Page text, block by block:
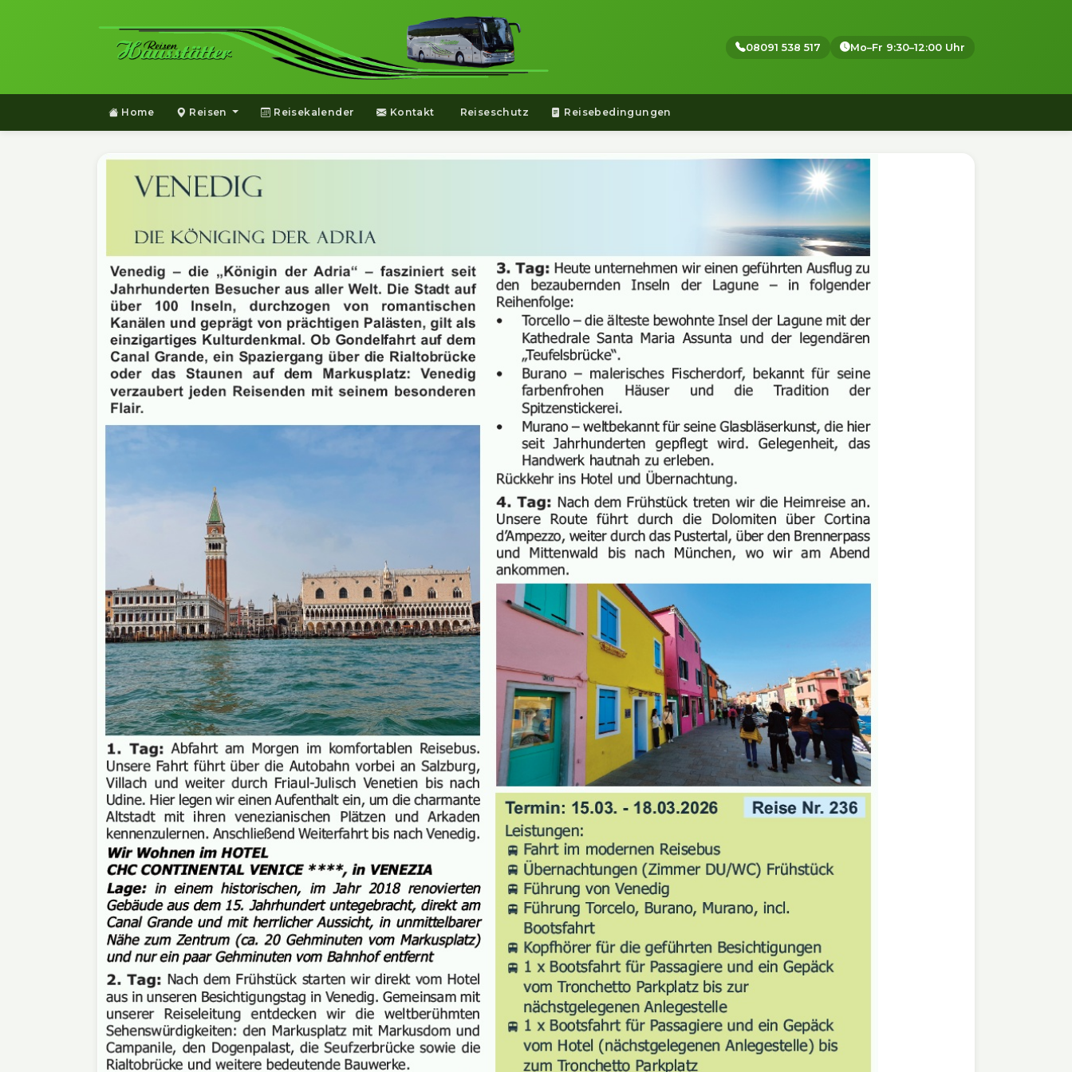
08091 538 517 Mo–Fr 9:30–12:00 Uhr
Home Reisen Reisekalender Kontakt Reiseschutz Reisebedingungen